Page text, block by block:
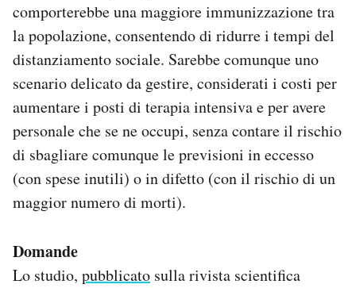
comporterebbe una maggiore immunizzazione tra
la popolazione, consentendo di ridurre i tempi del
distanziamento sociale. Sarebbe comunque uno
scenario delicato da gestire, considerati i costi per
aumentare i posti di terapia intensiva e per avere
personale che se ne occupi, senza contare il rischio
di sbagliare comunque le previsioni in eccesso
(con spese inutili) o in difetto (con il rischio di un
maggior numero di morti).
Domande
Lo studio, pubblicato sulla rivista scientifica